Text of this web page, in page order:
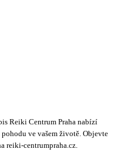
Reiki Centrum Praha nabízí
ve vašem životě. Objevte
reiki-centrumpraha.cz.